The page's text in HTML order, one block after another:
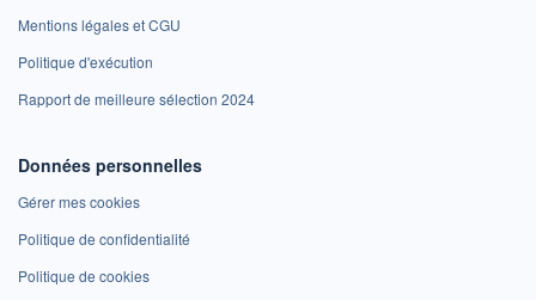
Mentions légales et CGU
Politique d'exécution
Rapport de meilleure sélection 2024
Données personnelles
Gérer mes cookies
Politique de confidentialité
Politique de cookies